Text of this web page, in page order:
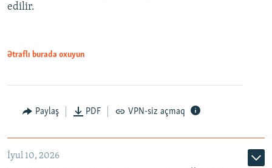
edilir.
Ətraflı burada oxuyun
Paylaş PDF VPN-siz açmaq
İyul 10, 2026